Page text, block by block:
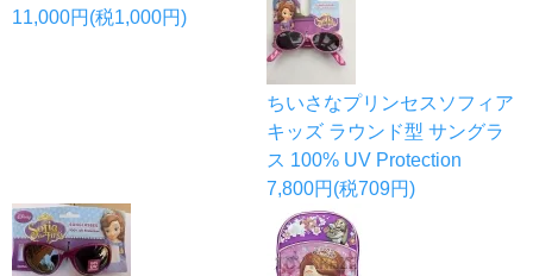
11,000円(税1,000円)
ちいさなプリンセスソフィア
キッズ ラウンド型 サングラ
ス 100% UV Protection
7,800円(税709円)